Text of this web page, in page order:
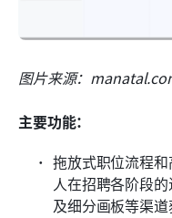
图片来源：
主要功能：
拖放式职位流程
人在招聘各阶段
及细分画板等渠道